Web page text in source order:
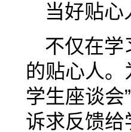
当好贴
不仅在学
的贴心人。
学生座谈会
诉求反馈